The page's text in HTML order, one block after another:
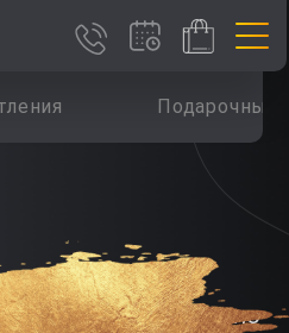
Подарочные
к 2013 годуможно